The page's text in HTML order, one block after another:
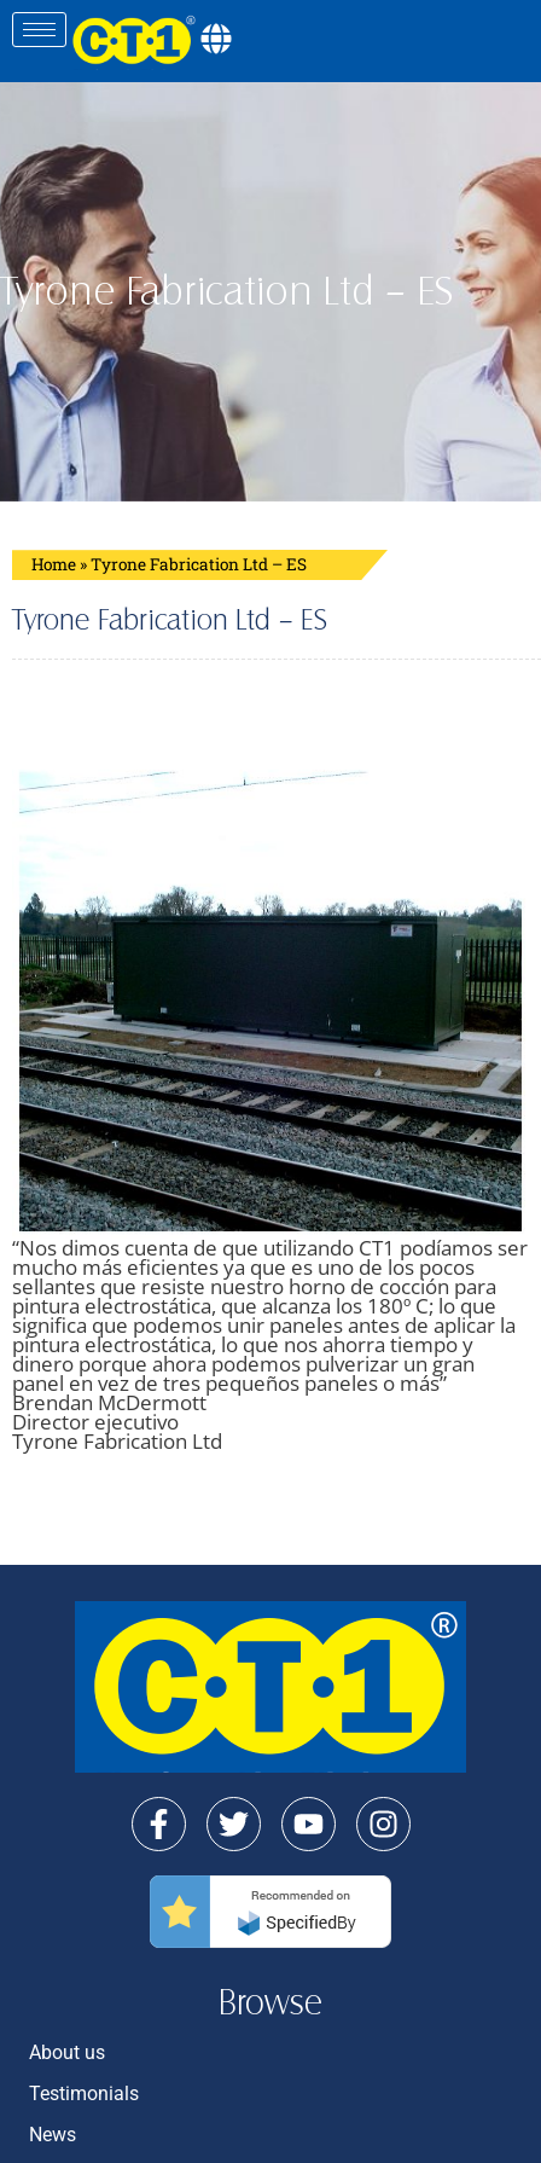
Tyrone Fabrication Ltd – ES
Home »Tyrone Fabrication Ltd – ES
Tyrone Fabrication Ltd – ES
“Nos dimos cuenta de que utilizando CT1 podíamos ser
mucho más eficientes ya que es uno de los pocos
sellantes que resiste nuestro horno de cocción para
pintura electrostática, que alcanza los 180º C; lo que
significa que podemos unir paneles antes de aplicar la
pintura electrostática, lo que nos ahorra tiempo y
dinero porque ahora podemos pulverizar un gran
panel en vez de tres pequeños paneles o más”
Brendan McDermott
Director ejecutivo
Tyrone Fabrication Ltd
Browse
About us
Testimonials
News